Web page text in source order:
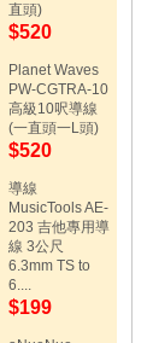
直頭)
$520
Planet Waves
PW-CGTRA-10
高級10呎導線
(一直頭一L頭)
$520
導線
MusicTools AE-
203 吉他專用導
線 3公尺
6.3mm TS to
6....
$199